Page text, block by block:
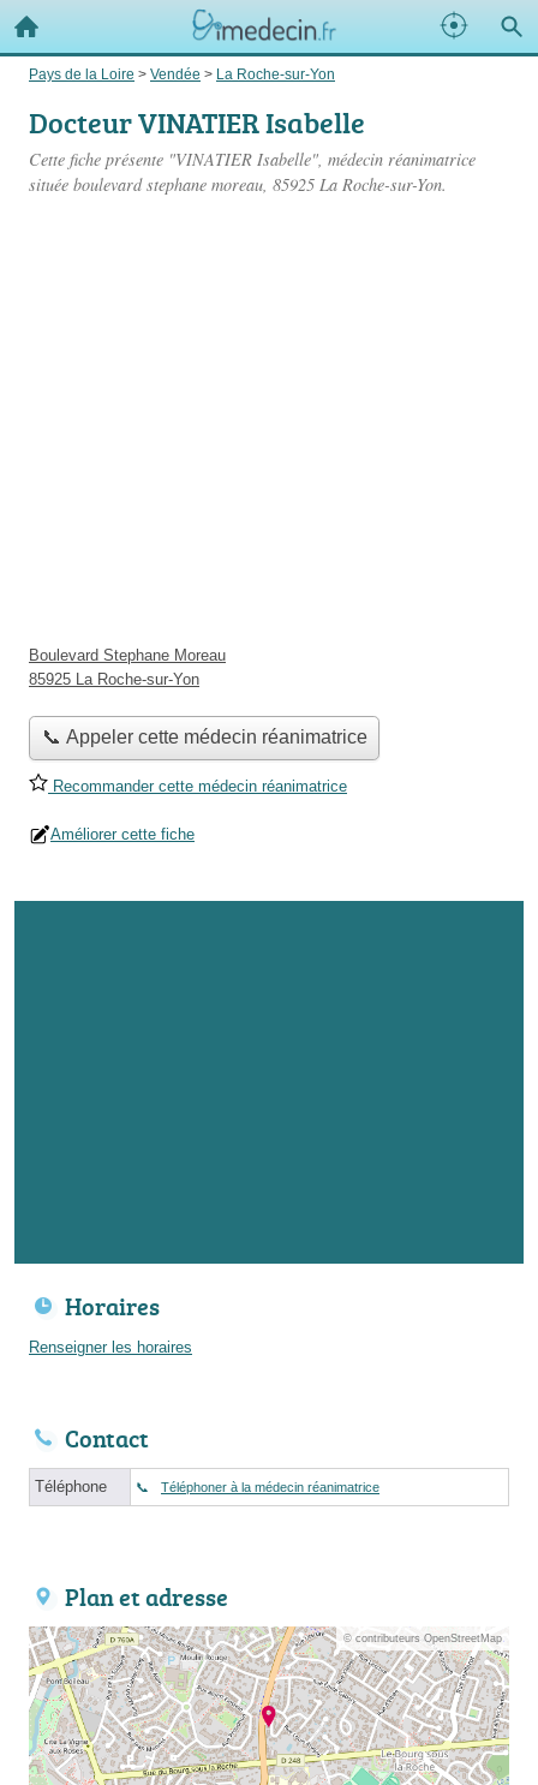
Pays de la Loire > Vendée > La Roche-sur-Yon
Docteur VINATIER Isabelle
Cette fiche présente "VINATIER Isabelle", médecin réanimatrice
située boulevard stephane moreau, 85925 La Roche-sur-Yon.
Boulevard Stephane Moreau
85925 La Roche-sur-Yon
📞 Appeler cette médecin réanimatrice
Recommander cette médecin réanimatrice
Améliorer cette fiche
Horaires
Renseigner les horaires
Contact
Téléphone Téléphoner à la médecin réanimatrice
Plan et adresse
© contributeurs OpenStreetMap